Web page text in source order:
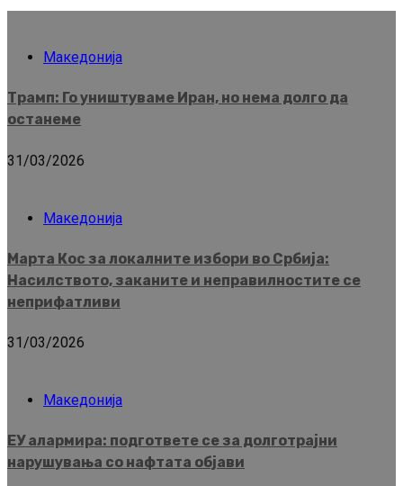
Македонија
Трамп: Го уништуваме Иран, но нема долго да
останеме
31/03/2026
Македонија
Марта Кос за локалните избори во Србија:
Насилството, заканите и неправилностите се
неприфатливи
31/03/2026
Македонија
ЕУ алармира: подгответе се за долготрајни
нарушувања со нафтата објави